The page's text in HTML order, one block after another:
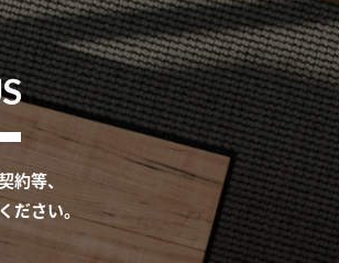
等、
ださい。